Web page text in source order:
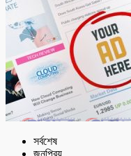
সর্বশেষ
জনপ্রিয়